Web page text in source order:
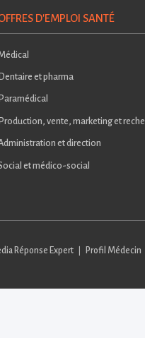
D'EMPLOI SANTÉ
Dentaire et pharma
Paramédical
vente, marketing et
et direction
et médico-social
Réponse Expert Profil Médecin